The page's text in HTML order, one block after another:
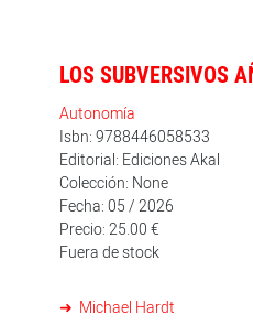
LOS SUBVERSIVOS
Autonomía
Isbn: 9788446058533
Editorial: Ediciones Akal
Colección: None
Fecha: 05 / 2026
Precio: 25.00 €
Fuera de stock
Michael Hardt